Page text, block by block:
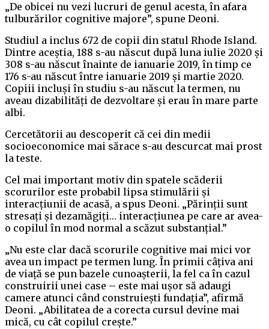
„De obicei nu vezi lucruri de genul acesta, în afara
tulburărilor cognitive majore”, spune Deoni.
Studiul a inclus 672 de copii din statul Rhode Island.
Dintre aceștia, 188 s-au născut după luna iulie 2020 și
308 s-au născut înainte de ianuarie 2019, în timp ce
176 s-au născut între ianuarie 2019 și martie 2020.
Copiii incluși în studiu s-au născut la termen, nu
aveau dizabilități de dezvoltare și erau în mare parte
albi.
Cercetătorii au descoperit că cei din medii
socioeconomice mai sărace s-au descurcat mai prost
la teste.
Cel mai important motiv din spatele scăderii
scorurilor este probabil lipsa stimulării și
interacțiunii de acasă, a spus Deoni. „Părinții sunt
stresați și dezamăgiți… interacțiunea pe care ar avea-
o copilul în mod normal a scăzut substanțial.”
„Nu este clar dacă scorurile cognitive mai mici vor
avea un impact pe termen lung. În primii câțiva ani
de viață se pun bazele cunoașterii, la fel ca în cazul
construirii unei case – este mai ușor să adaugi
camere atunci când construiești fundația”, afirmă
Deoni. „Abilitatea de a corecta cursul devine mai
mică, cu cât copilul crește.”